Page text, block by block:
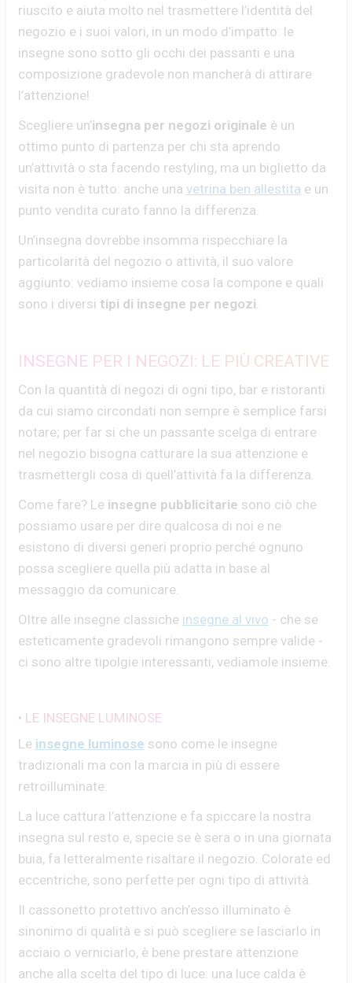
riuscito e aiuta molto nel trasmettere l’identità del
negozio e i suoi valori, in un modo d’impatto: le
insegne sono sotto gli occhi dei passanti e una
composizione gradevole non mancherà di attirare
l’attenzione!
Scegliere un’insegna per negozi originale è un
ottimo punto di partenza per chi sta aprendo
un’attività o sta facendo restyling, ma un biglietto da
visita non è tutto: anche una vetrina ben allestita e un
punto vendita curato fanno la differenza.
Un’insegna dovrebbe insomma rispecchiare la
particolarità del negozio o attività, il suo valore
aggiunto: vediamo insieme cosa la compone e quali
sono i diversi tipi di insegne per negozi
INSEGNE PER I NEGOZI: LE PIÙ CREATIVE
Con la quantità di negozi di ogni tipo, bar e ristoranti
da cui siamo circondati non sempre è semplice farsi
notare; per far si che un passante scelga di entrare
nel negozio bisogna catturare la sua attenzione e
trasmettergli cosa di quell’attività fa la differenza.
Come fare? Le insegne pubblicitarie sono ciò che
possiamo usare per dire qualcosa di noi e ne
esistono di diversi generi proprio perché ognuno
possa scegliere quella più adatta in base al
messaggio da comunicare.
Oltre alle insegne classiche insegne al vivo - che se
esteticamente gradevoli rimangono sempre valide -
ci sono altre tipolgie interessanti, vediamole insieme.
• LE INSEGNE LUMINOSE
Le insegne luminose sono come le insegne
tradizionali ma con la marcia in più di essere
retroilluminate.
La luce cattura l’attenzione e fa spiccare la nostra
insegna sul resto e, specie se è sera o in una giornata
buia, fa letteralmente risaltare il negozio. Colorate ed
eccentriche, sono perfette per ogni tipo di attività.
Il cassonetto protettivo anch’esso illuminato è
sinonimo di qualità e si può scegliere se lasciarlo in
acciaio o verniciarlo, è bene prestare attenzione
anche alla scelta del tipo di luce: una luce calda è